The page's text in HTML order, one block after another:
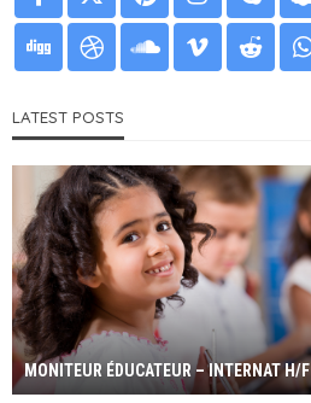
LATEST POSTS
MONITEUR ÉDUCATEUR – INTERNAT H/F